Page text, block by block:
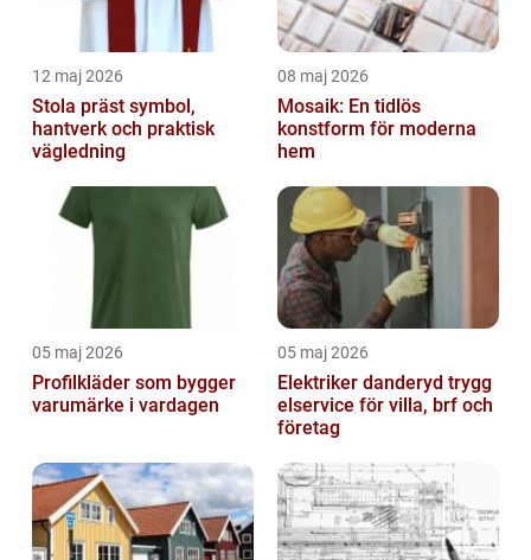
12 maj 2026
Stola präst symbol,
hantverk och praktisk
vägledning
08 maj 2026
Mosaik: En tidlös
konstform för moderna
hem
05 maj 2026
Profilkläder som bygger
varumärke i vardagen
05 maj 2026
Elektriker danderyd trygg
elservice för villa, brf och
företag